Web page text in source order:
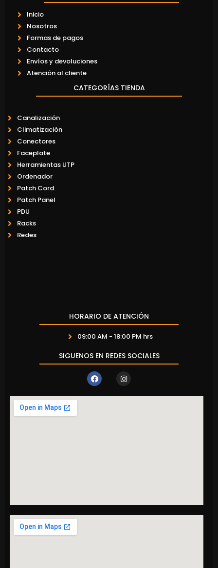
Inicio
Nosotros
Formas de pagos
Contacto
Envíos y devoluciones
Atención al cliente
CATEGORÍAS TIENDA
Canalización
Climatización
Conectores
Faceplate
Herramientas UTP
Ordenador
Patch Cord
Patch Panel
PDU
Racks
Redes
HORARIO DE ATENCIÓN
09:00 AM - 18:00 PM hrs
SIGUENOS EN REDES SOCIALES